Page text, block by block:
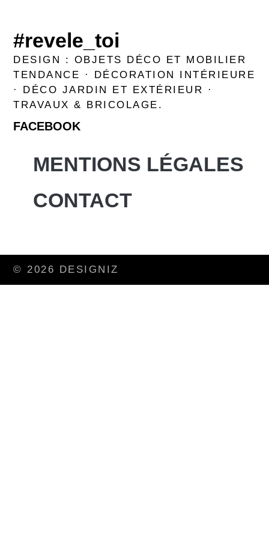
#revele_toi
DESIGN : OBJETS DÉCO ET MOBILIER
TENDANCE · DÉCORATION INTÉRIEURE
· DÉCO JARDIN ET EXTÉRIEUR ·
TRAVAUX & BRICOLAGE.
FACEBOOK
MENTIONS LÉGALES
CONTACT
© 2026 DESIGNIZ